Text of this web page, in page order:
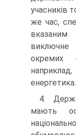
учасників
же час,
виключне
окремих
енергетика.
4.
мають